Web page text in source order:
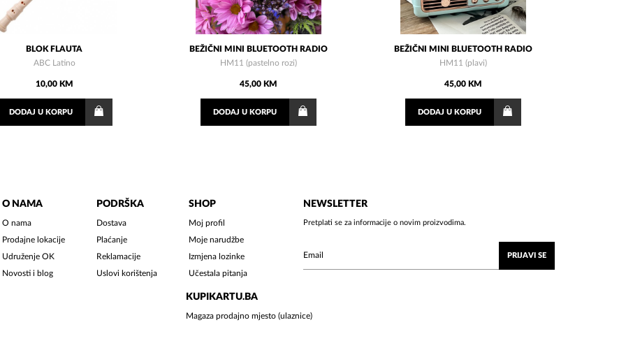
BLOK FLAUTA
ABC Latino
10,00 KM
DODAJU KORPU
BEŽIČNI MINI BLUETOOTH RADIO
HM11 (pastelno rozi)
45,00 KM
DODAJ U KORPU
BEŽIČNI MINI BLUETOOTH RADIO
HM11 (plavi)
45,00 KM
DODAJU KORPU
O NAMA
O nama
Prodajne lokacije
Udruženje OK
Novosti i blog
PODRŠKA
Dostava
Plaćanje
Reklamacije
Uslovi korištenja
SHOP
Moj profil
Moje narudžbe
Izmjena lozinke
Učestala pitanja
KUPIKARTU.BA
Magaza prodajno mjesto (ulaznice)
NEWSLETTER
Pretplati se za informacije o novim proizvodima.
PRIJAVI SE